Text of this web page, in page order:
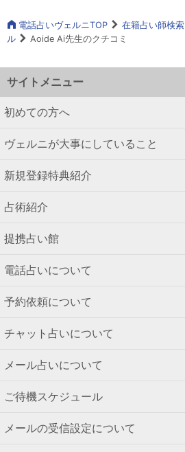
電話占いヴェルニTOP 在籍占い師検索
ル
Aoide Ai先生のクチコミ
サイトメニュー
初めての方へ
ヴェルニが大事にしていること
新規登録特典紹介
占術紹介
提携占い館
電話占いについて
予約依頼について
チャット占いについて
メール占いについて
ご待機スケジュール
メールの受信設定について